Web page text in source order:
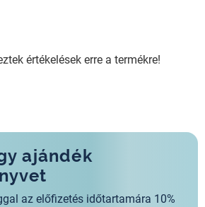
értékelések erre a termékre!
ajándék
az előfizetés időtartamára 10%